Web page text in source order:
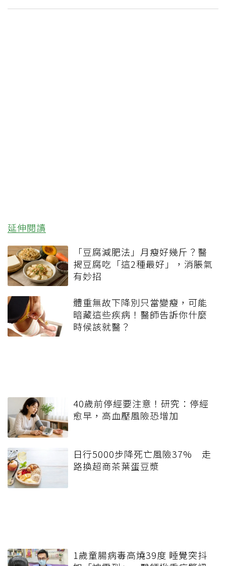
延伸閱讀
「豆腐減肥法」月瘦好幾斤？醫
揭豆腐吃「這2種最好」，消脹氣
有妙招
體重無故下降別只當變瘦，可能
暗藏這些疾病！醫師告訴你什麼
時候該就醫？
40歲前停經要注意！研究：停經
愈早，高血壓風險恐增加
日行5000步降死亡風險37% 走
路換超商茶葉蛋豆漿
1歲童腸病毒高燒39度 睡覺突抖